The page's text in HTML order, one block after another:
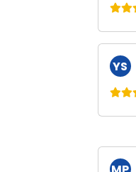
YS